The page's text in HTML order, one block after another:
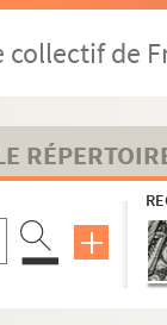
collectif de